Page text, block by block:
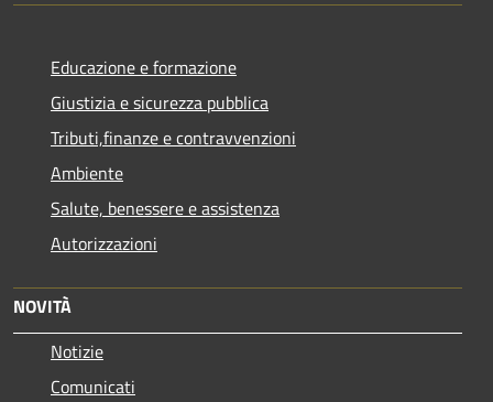
Educazione e formazione
Giustizia e sicurezza pubblica
Tributi,finanze e contravvenzioni
Ambiente
Salute, benessere e assistenza
Autorizzazioni
NOVITÀ
Notizie
Comunicati